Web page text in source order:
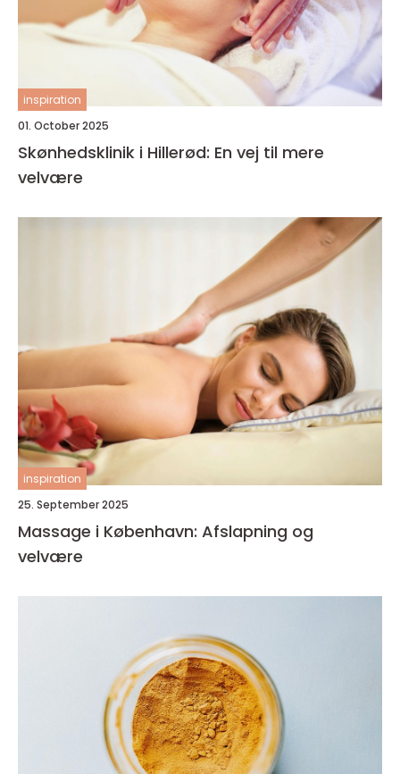
inspiration
01. October 2025
Skønhedsklinik i Hillerød: En vej til mere
velvære
inspiration
25. September 2025
Massage i København: Afslapning og
velvære